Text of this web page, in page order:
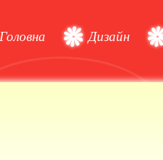
Головна Дизайн